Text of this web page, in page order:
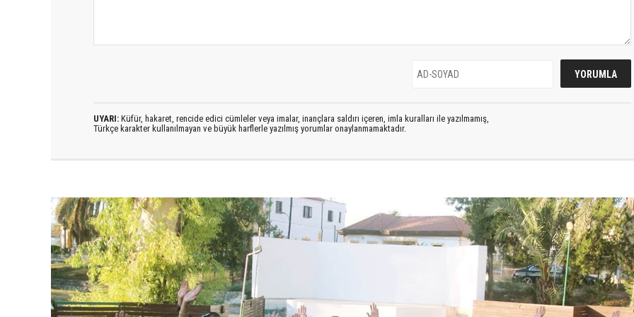
UYARI: Küfür, hakaret, rencide edici cümleler veya imalar, inançlara saldırı içeren, imla kuralları ile yazılmamış,
Türkçe karakter kullanılmayan ve büyük harflerle yazılmış yorumlar onaylanmamaktadır.